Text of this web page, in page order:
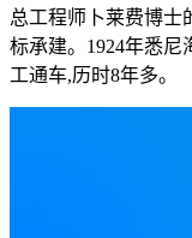
总工程师卜莱费博士
标承建。1924年悉尼
工通车,历时8年多。